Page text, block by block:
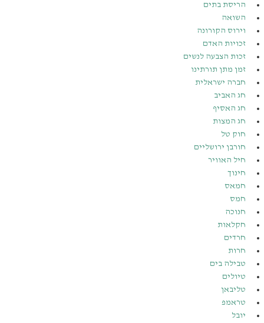
הריסת בתים
השואה
וירוס הקורונה
זכויות האדם
זכות הצבעה לנשים
זמן מתן תורתינו
חברה ישראלית
חג האביב
חג האסיף
חג המצות
חוק טל
חורבן ירושליים
חיל האוויר
חינוך
חמאס
חמס
חנוכה
חקלאות
חרדים
חרות
טבילה בים
טיולים
טליבאן
טראמפ
יובל